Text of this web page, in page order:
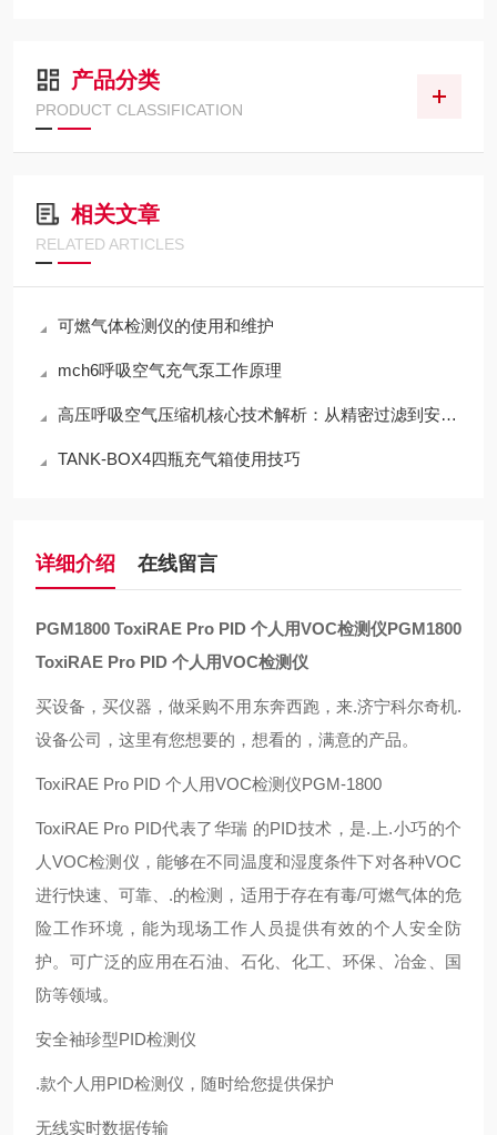
产品分类
PRODUCT CLASSIFICATION
相关文章
RELATED ARTICLES
可燃气体检测仪的使用和维护
mch6呼吸空气充气泵工作原理
高压呼吸空气压缩机核心技术解析：从精密过滤到安全运维
TANK-BOX4四瓶充气箱使用技巧
详细介绍 在线留言
PGM1800 ToxiRAE Pro PID 个人用VOC检测仪PGM1800
ToxiRAE Pro PID 个人用VOC检测仪
买设备，买仪器，做采购不用东奔西跑，来.济宁科尔奇机.
设备公司，这里有您想要的，想看的，满意的产品。
ToxiRAE Pro PID 个人用VOC检测仪PGM-1800
ToxiRAE Pro PID代表了华瑞 的PID技术，是.上.小巧的个
人VOC检测仪，能够在不同温度和湿度条件下对各种VOC
进行快速、可靠、.的检测，适用于存在有毒/可燃气体的危
险工作环境，能为现场工作人员提供有效的个人安全防
护。可广泛的应用在石油、石化、化工、环保、冶金、国
防等领域。
安全袖珍型PID检测仪
.款个人用PID检测仪，随时给您提供保护
无线实时数据传输